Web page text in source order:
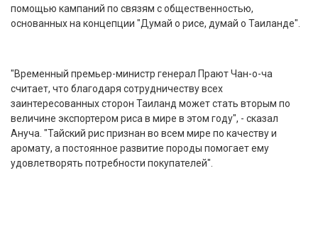
помощью кампаний по связям с общественностью,
основанных на концепции "Думай о рисе, думай о Таиланде".
"Временный премьер-министр генерал Прают Чан-о-ча
считает, что благодаря сотрудничеству всех
заинтересованных сторон Таиланд может стать вторым по
величине экспортером риса в мире в этом году", - сказал
Ануча. "Тайский рис признан во всем мире по качеству и
аромату, а постоянное развитие породы помогает ему
удовлетворять потребности покупателей".